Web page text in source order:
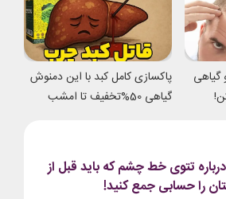
گیاهی
پاکسازی کامل کبد با این دمنوش
گیاهی 50%تخفیف تا امشب
تتوی خط چشم که باید قبل از
را حسابی جمع کنید!